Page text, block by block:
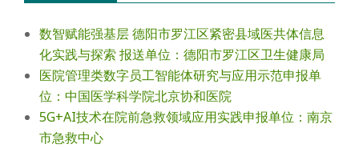
数智赋能强基层 德阳市罗江区紧密县域医共体信息
化实践与探索 报送单位：德阳市罗江区卫生健康局
医院管理类数字员工智能体研究与应用示范申报单
位：中国医学科学院北京协和医院
5G+AI技术在院前急救领域应用实践申报单位：南京
市急救中心